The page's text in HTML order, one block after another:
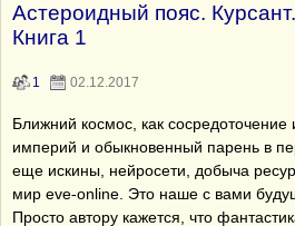
Астероидный пояс. Курсант.
Книга 1
1 02.12.2017
Ближний космос, как сосредоточение
империй и обыкновенный парень в
еще искины, нейросети, добыча
мир eve-online. Это наше с вами
Просто автору кажется, что